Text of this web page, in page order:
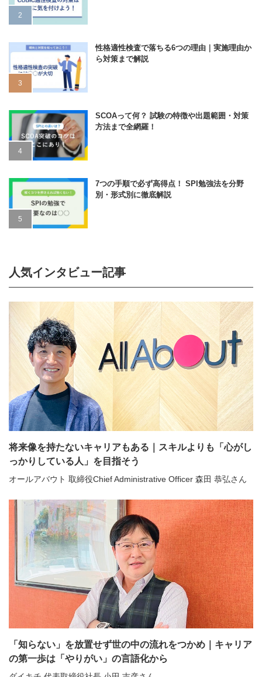
性格適性検査で落ちる6つの理由｜実施理由か
ら対策まで解説
SCOAって何？ 試験の特徴や出題範囲・対策
方法まで全網羅！
7つの手順で必ず高得点！ SPI勉強法を分野
別・形式別に徹底解説
人気インタビュー記事
将来像を持たないキャリアもある｜スキルよりも「心がし
っかりしている人」を目指そう
オールアバウト 取締役Chief Administrative Officer 森田 恭弘さん
「知らない」を放置せず世の中の流れをつかめ｜キャリア
の第一歩は「やりがい」の言語化から